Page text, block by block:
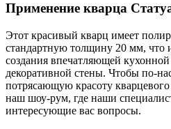
Применение кварца
Этот красивый кварц имеет
стандартную толщину 20 мм, что
создания впечатляющей
декоративной стены. Чтобы по-
потрясающую красоту
наш шоу-рум, где наши
интересующие вас вопросы.